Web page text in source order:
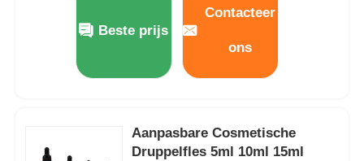
Fabrieksreis
Beste prijs
Contacteer
ons
Aanpasbare Cosmetische
Druppelfles 5ml 10ml 15ml